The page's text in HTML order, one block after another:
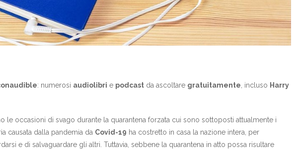
: numerosi audiolibri e podcast da ascoltare gratuitamente , incluso Harry
le occasioni di svago durante la quarantena forzata cui sono sottoposti attualmente i
causata dalla pandemia da Covid-19 ha costretto in casa la nazione intera, per
e di salvaguardare gli altri. Tuttavia, sebbene la quarantena in atto possa risultare